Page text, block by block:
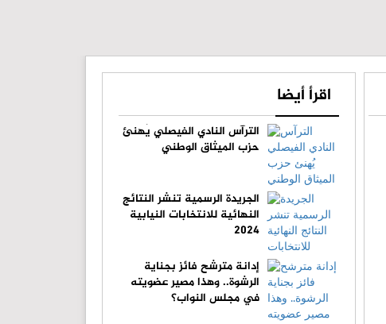
اقرأ أيضا
الترآس النادي الفيصلي يُهنئ
حزب الميثاق الوطني
الجريدة الرسمية تنشر النتائج
النهائية للانتخابات النيابية
2024
إدانة مترشح فائز بجناية
الرشوة.. وهذا مصير عضويته
في مجلس النواب؟